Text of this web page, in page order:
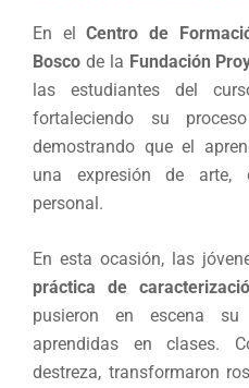
En elCentro de
Bosco de la Fundación
las estudiantes del
fortaleciendo su
demostrando que el
una expresión de arte,
personal.
En esta ocasión, las
práctica de
pusieron en escena
aprendidas en clases.
destreza, transformaron